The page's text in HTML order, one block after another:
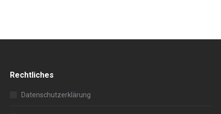
Rechtliches
Datenschutzerklärung